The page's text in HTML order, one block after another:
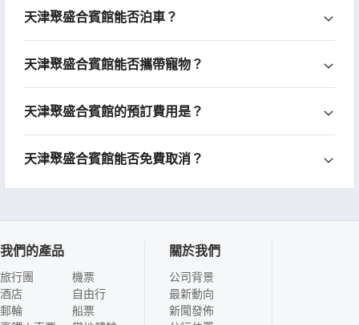
天津聚盛合賓館能否泊車？
天津聚盛合賓館能否攜帶寵物？
天津聚盛合賓館的預訂費用是？
天津聚盛合賓館能否免費取消？
我們的產品
旅行團
酒店
郵輪
機票
自由行
船票
關於我們
公司背景
最新動向
新聞發佈